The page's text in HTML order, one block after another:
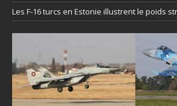
Les F-16 turcs en Estonie illustrent le poids